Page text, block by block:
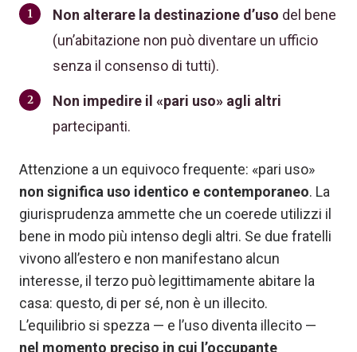
Non alterare la destinazione d’uso del bene
(un’abitazione non può diventare un ufficio
senza il consenso di tutti).
Non impedire il «pari uso» agli altri
partecipanti.
Attenzione a un equivoco frequente: «pari uso»
non significa uso identico e contemporaneo. La
giurisprudenza ammette che un coerede utilizzi il
bene in modo più intenso degli altri. Se due fratelli
vivono all’estero e non manifestano alcun
interesse, il terzo può legittimamente abitare la
casa: questo, di per sé, non è un illecito.
L’equilibrio si spezza — e l’uso diventa illecito —
nel momento preciso in cui l’occupante